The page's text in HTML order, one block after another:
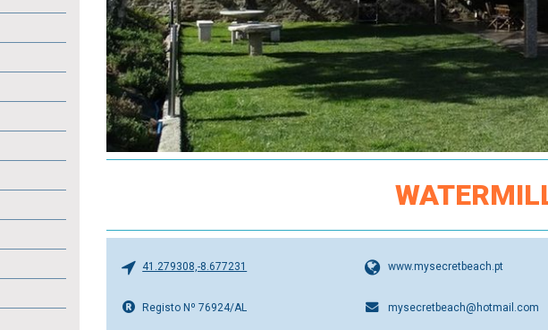
41.279308,-8.677231
Registo Nº 76924/AL
www.mysecretbeach.pt
mysecretbeach@hotmail.com